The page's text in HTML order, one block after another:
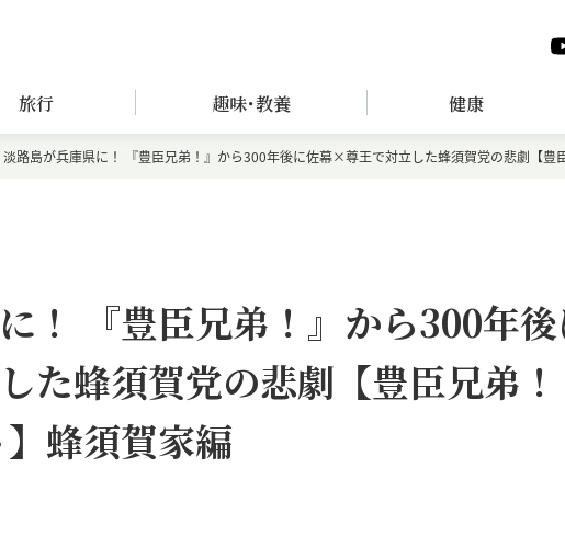
旅行 趣味･教養 健康
淡路島が兵庫県に！ 『豊臣兄弟！』から300年後に佐幕×尊王で対立した蜂須賀党の悲劇【豊
！ 『豊臣兄弟！』から300年
た蜂須賀党の悲劇【豊臣兄弟
蜂須賀家編